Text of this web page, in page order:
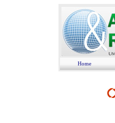
Home